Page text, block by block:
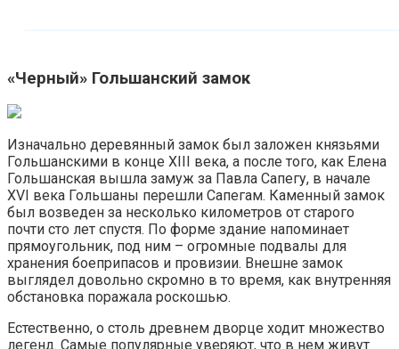
«Черный» Гольшанский замок
Изначально деревянный замок был заложен князьями
Гольшанскими в конце XIII века, а после того, как Елена
Гольшанская вышла замуж за Павла Сапегу, в начале
XVI века Гольшаны перешли Сапегам. Каменный замок
был возведен за несколько километров от старого
почти сто лет спустя. По форме здание напоминает
прямоугольник, под ним – огромные подвалы для
хранения боеприпасов и провизии. Внешне замок
выглядел довольно скромно в то время, как внутренняя
обстановка поражала роскошью.
Естественно, о столь древнем дворце ходит множество
легенд. Самые популярные уверяют, что в нем живут